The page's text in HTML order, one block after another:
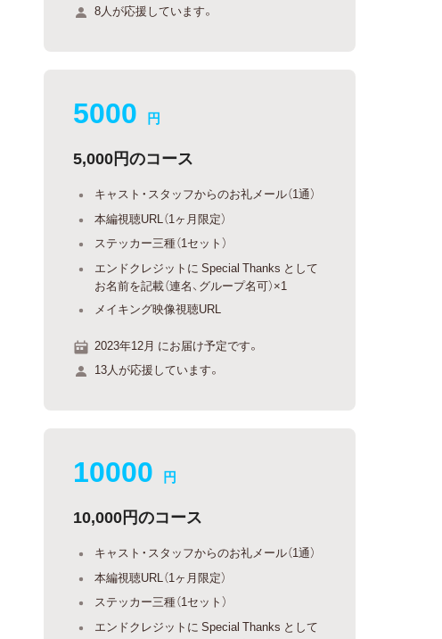
8人が応援しています。
5000 円
5,000円のコース
キャスト・スタッフからのお礼メール（1通）
本編視聴URL（1ヶ月限定）
ステッカー三種（1セット）
エンドクレジットに Special Thanks として
お名前を記載（連名、グループ名可）×1
メイキング映像視聴URL
2023年12月 にお届け予定です。
13人が応援しています。
10000 円
10,000円のコース
キャスト・スタッフからのお礼メール（1通）
本編視聴URL（1ヶ月限定）
ステッカー三種（1セット）
エンドクレジットに Special Thanks として